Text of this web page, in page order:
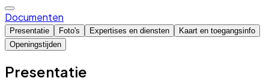
Documenten
Presentatie Foto's Expertises en diensten
Kaart en toegangsinfo
Openingstijden
Presentatie